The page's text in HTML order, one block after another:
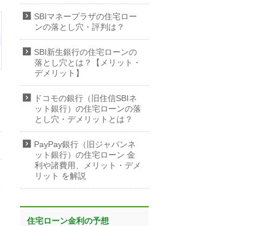
SBIマネープラザの住宅ロー
ンの落とし穴・評判は？
SBI新生銀行の住宅ローンの
落とし穴とは？【メリット・
デメリット】
ドコモの銀行（旧住信SBIネ
ット銀行）の住宅ローンの落
とし穴・デメリットとは？
PayPay銀行（旧ジャパンネ
ット銀行）の住宅ローン 金
利や諸費用、メリット・デメ
リット を解説
住宅ローン金利の予想